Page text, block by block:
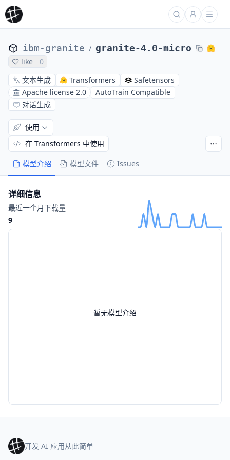
ibm-granite / granite-4.0-micro
like
0
文本生成
Transformers
Safetensors
Apache license 2.0
AutoTrain Compatible
对话生成
模型介绍 模型文件 Issues
使用
在 Transformers 中使用
暂无模型介绍
详细信息
最近一个月下载量
9
开发 AI 应用从此简单